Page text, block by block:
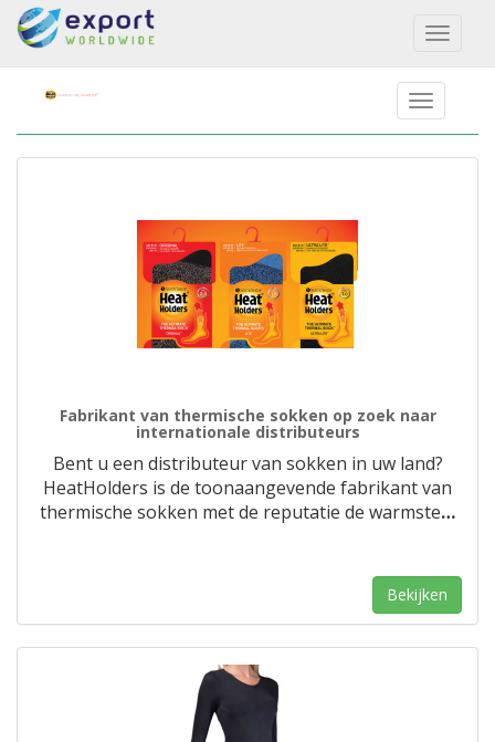
Toggle
Fabrikant van thermische sokken op zoek naar
internationale distributeurs
Bent u een distributeur van sokken in uw land?
HeatHolders is de toonaangevende fabrikant van
thermische sokken met de reputatie de warmste…
Bekijken